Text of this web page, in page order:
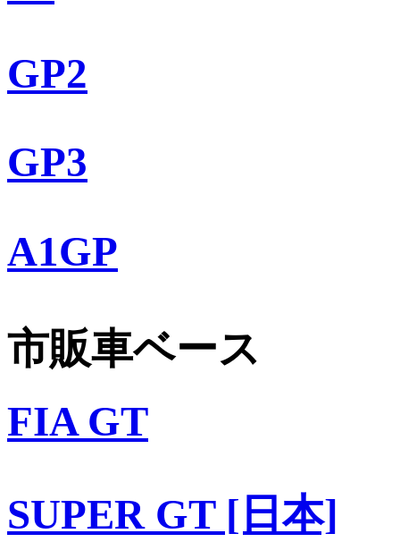
GP2
GP3
A1GP
市販車ベース
FIA GT
SUPER GT [日本]